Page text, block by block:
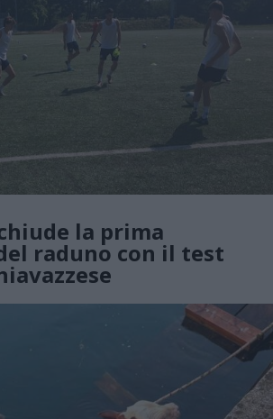
la prima
raduno con il test